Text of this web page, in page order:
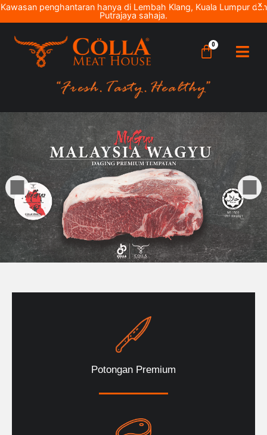
X
Kawasan penghantaran hanya di Lembah Klang, Kuala Lumpur dan
Putrajaya sahaja.
0
Potongan Premium